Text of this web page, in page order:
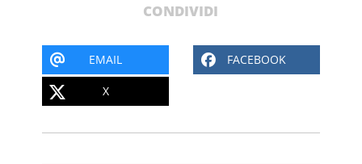
CONDIVIDI
EMAIL FACEBOOK
X